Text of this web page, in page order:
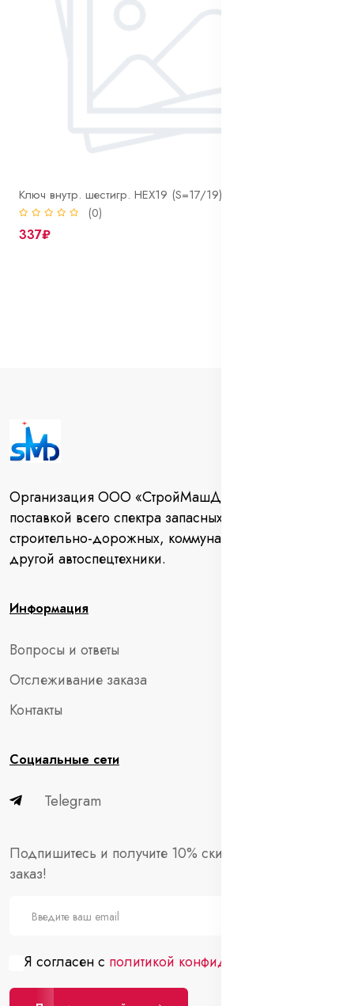
Ключ внутр. шестигр. HEX19 (S=17/19) колесного крепежа
(0)
337₽
Организация ООО «СтройМашДеталь» занимается
поставкой всего спектра запасных частей для
строительно-дорожных, коммунальных машин и
другой автоспецтехники.
Информация
Вопросы и ответы
Отслеживание заказа
Контакты
Социальные сети
Telegram
Подпишитесь и получите 10% скидки на первый
заказ!
Я согласен с политикой конфиденциальности